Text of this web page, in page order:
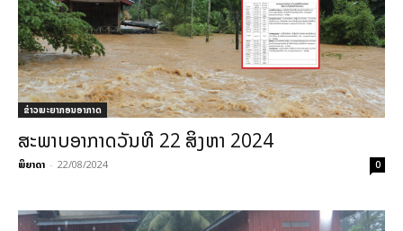
ຂ່າວພະຍາກອນອາກາດ
ສະພາບອາກາດວັນທີ 22 ສິງຫາ 2024
ພິຍາດາ - 22/08/2024 0